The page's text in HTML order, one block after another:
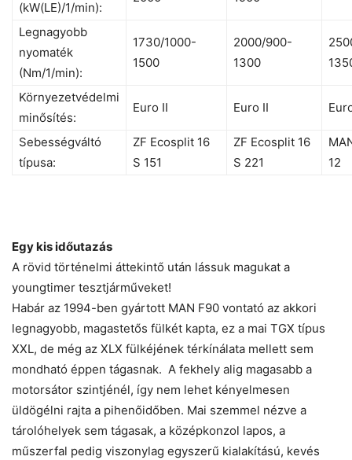
(kW(LE)/1/min):
Legnagyobb
nyomaték
(Nm/1/min):
1730/1000-
1500
2000/900-
1300
Környezetvédelmi
minősítés:
Euro II Euro II
Sebességváltó
típusa:
ZF Ecosplit 16
S 151
ZF Ecosplit 16
S 221
12
Egy kis időutazás
A rövid történelmi áttekintő után lássuk magukat a
youngtimer tesztjárműveket!
Habár az 1994-ben gyártott MAN F90 vontató az akkori
legnagyobb, magastetős fülkét kapta, ez a mai TGX típus
XXL, de még az XLX fülkéjének térkínálata mellett sem
mondható éppen tágasnak. A fekhely alig magasabb a
motorsátor szintjénél, így nem lehet kényelmesen
üldögélni rajta a pihenőidőben. Mai szemmel nézve a
tárolóhelyek sem tágasak, a középkonzol lapos, a
műszerfal pedig viszonylag egyszerű kialakítású, kevés